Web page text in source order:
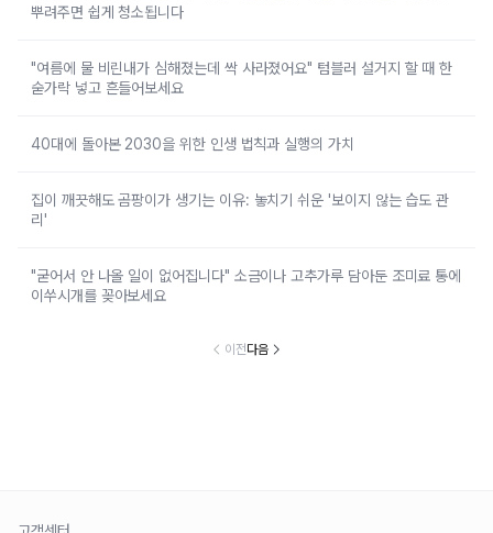
뿌려주면 쉽게 청소됩니다
"여름에 물 비린내가 심해졌는데 싹 사라졌어요" 텀블러 설거지 할 때 한
숟가락 넣고 흔들어보세요
40대에 돌아본 2030을 위한 인생 법칙과 실행의 가치
집이 깨끗해도 곰팡이가 생기는 이유: 놓치기 쉬운 '보이지 않는 습도 관
리'
"굳어서 안 나올 일이 없어집니다" 소금이나 고추가루 담아둔 조미료 통에
이쑤시개를 꽂아보세요
이전다음